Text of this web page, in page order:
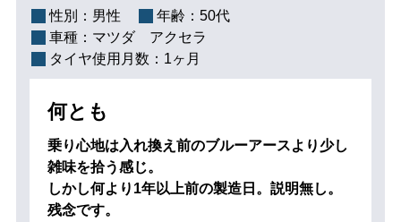
性別： 男性 年齢： 50代
車種： マツダ アクセラ
タイヤ使用月数： 1ヶ月
何とも
乗り心地は入れ換え前のブルーアースより少し
雑味を拾う感じ。
しかし何より1年以上前の製造日。説明無し。
残念です。